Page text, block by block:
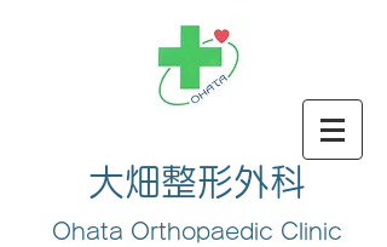
大畑整形外科
Ohata Orthopaedic Clinic